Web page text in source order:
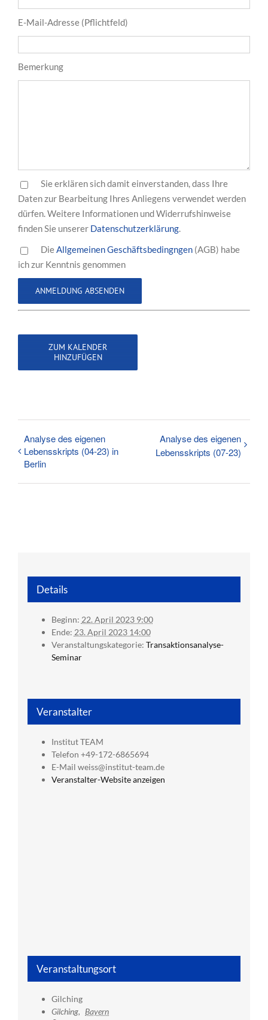
E-Mail-Adresse (Pflichtfeld)
Bemerkung
Sie erklären sich damit einverstanden, dass Ihre
Daten zur Bearbeitung Ihres Anliegens verwendet werden
dürfen. Weitere Informationen und Widerrufshinweise
finden Sie unserer Datenschutzerklärung.
DieAllgemeinen Geschäftsbedingngen (AGB) habe
ich zur Kenntnis genommen
ZUM KALENDER
HINZUFÜGEN
Analyse des eigenen
Lebensskripts (04-23) in
Berlin
Analyse des eigenen
Lebensskripts (07-23)
Details
Beginn: 22. April 2023 9:00
Ende: 23. April 2023 14:00
Veranstaltungskategorie: Transaktionsanalyse-
Seminar
Veranstalter
Institut TEAM
Telefon +49-172-6865694
E-Mail weiss@institut-team.de
Veranstalter-Website anzeigen
Veranstaltungsort
Gilching
Gilching, Bayern